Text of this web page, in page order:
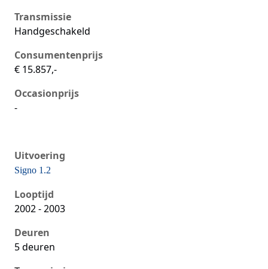
Transmissie
Handgeschakeld
Consumentenprijs
€ 15.857,-
Occasionprijs
-
Uitvoering
Seat Ibiza iii, 1.2, 47 kW, Benzine, 5 deuren
Signo 1.2
Looptijd
2002 - 2003
Deuren
5 deuren